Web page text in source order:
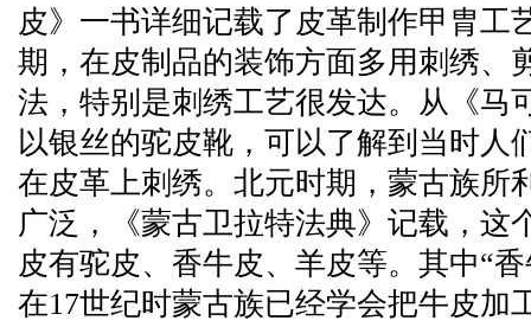
皮》一书详细记载了皮革制作甲胄工
期，在皮制品的装饰方面多用刺绣、
法，特别是刺绣工艺很发达。从《马
以银丝的驼皮靴，可以了解到当时人
在皮革上刺绣。北元时期，蒙古族所
广泛，《蒙古卫拉特法典》记载，这
皮有驼皮、香牛皮、羊皮等。其中“
在17世纪时蒙古族已经学会把牛皮加